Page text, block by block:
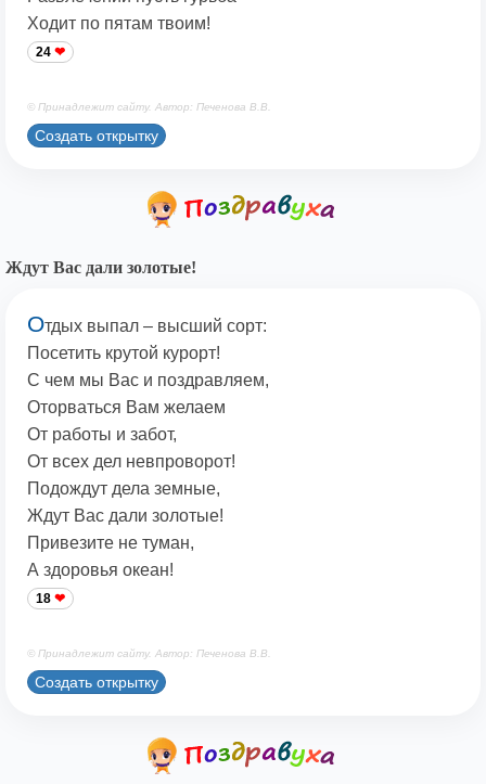
Ходит по пятам твоим!
24
© Принадлежит сайту. Автор: Печенова В.В.
Создать открытку
Ждут Вас дали золотые!
Отдых выпал – высший сорт:
Посетить крутой курорт!
С чем мы Вас и поздравляем,
Оторваться Вам желаем
От работы и забот,
От всех дел невпроворот!
Подождут дела земные,
Ждут Вас дали золотые!
Привезите не туман,
А здоровья океан!
18
© Принадлежит сайту. Автор: Печенова В.В.
Создать открытку